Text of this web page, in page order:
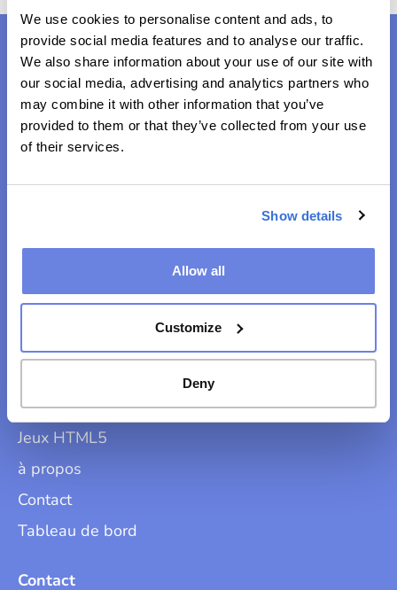
We use cookies to personalise content and ads, to
provide social media features and to analyse our traffic.
We also share information about your use of our site with
our social media, advertising and analytics partners who
may combine it with other information that you’ve
provided to them or that they’ve collected from your use
of their services.
Show details
Allow all
Customize
Deny
Pourquoi nous choisir?
Jeux HTML5
à propos
Contact
Tableau de bord
Contact